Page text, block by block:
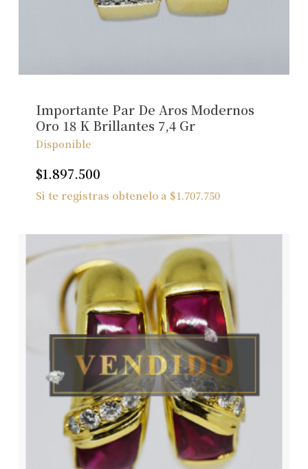
No hay productos en el carrito.
Importante Par De Aros Modernos
Oro 18 K Brillantes 7,4 Gr
Disponible
$1.897.500
Si te registras obtenelo a $1.707.750